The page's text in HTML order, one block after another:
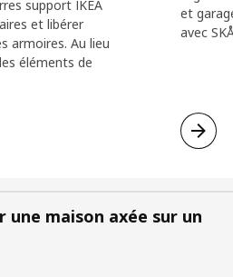
support IKEA
et libérer
armoires. Au lieu
éléments de
et
avec
une maison axée sur un